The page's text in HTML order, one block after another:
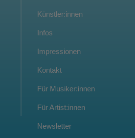
Künstler:innen
Infos
Impressionen
Kontakt
Für Musiker:innen
Für Artist:innen
Newsletter